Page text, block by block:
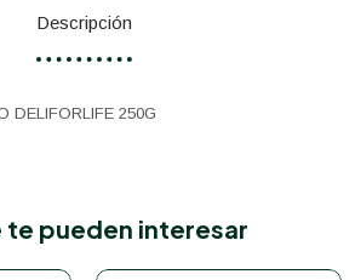
Descripción
DELIFORLIFE 250G
te pueden interesar